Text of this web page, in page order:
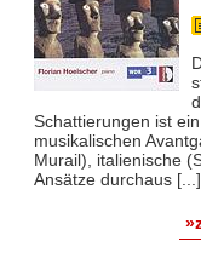
Schattierungen ist
musikalischen
Murail), italienische
Ansätze durchaus [...]